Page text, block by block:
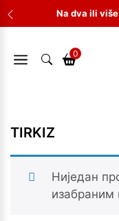
Skip
to
Na dva ili više
0
TIRKIZ
Ниједан
изабраним